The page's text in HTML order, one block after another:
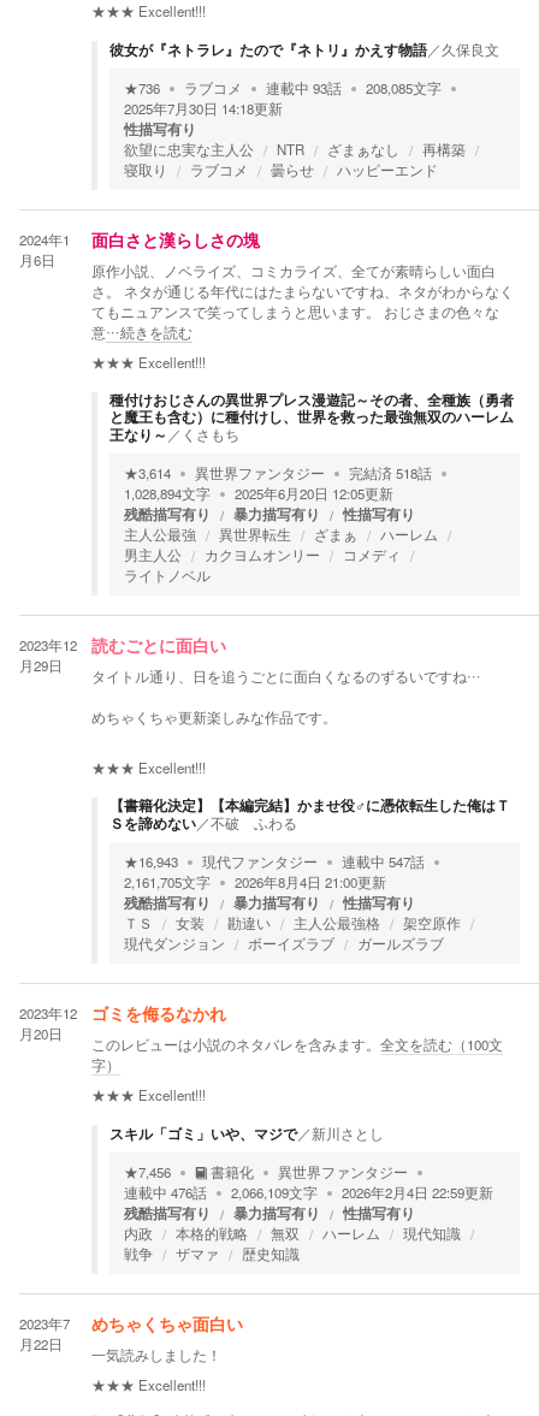
★★★ Excellent!!!
彼女が『ネトラレ』たので『ネトリ』かえす物語／久保良文
★736 ラブコメ 連載中 93話 208,085文字
2025年7月30日 14:18更新
性描写有り
欲望に忠実な主人公 NTR ざまぁなし
再構築
寝取り
ラブコメ 曇らせ ハッピーエンド
2024年1
月6日
面白さと漢らしさの塊
原作小説、ノベライズ、コミカライズ、全てが素晴らしい面白
さ。 ネタが通じる年代にはたまらないですね、ネタがわからなく
てもニュアンスで笑ってしまうと思います。 おじさまの色々な
意…続きを読む
★★★ Excellent!!!
種付けおじさんの異世界プレス漫遊記～その者、全種族（勇者
と魔王も含む）に種付けし、世界を救った最強無双のハーレム
王なり～ ／ くさもち
★3,614 異世界ファンタジー 完結済518話
1,028,894文字 2025年6月20日 12:05更新
残酷描写有り 暴力描写有り 性描写有り
主人公最強 異世界転生 ざまぁ
ハーレム
男主人公
カクヨムオンリー
コメディ
ライトノベル
2023年12
月29日
読むごとに面白い
タイトル通り、日を追うごとに面白くなるのずるいですね…
めちゃくちゃ更新楽しみな作品です。
★★★ Excellent!!!
【書籍化決定】【本編完結】かませ役♂に憑依転生した俺はＴ
Ｓを諦めない／不破 ふわる
★16,943 現代ファンタジー 連載中 547話
2,161,705文字 2026年8月4日 21:00更新
残酷描写有り 暴力描写有り 性描写有り
ＴＳ 女装 勘違い 主人公最強格
架空原作
現代ダンジョン
ボーイズラブ ガールズラブ
2023年12
月20日
ゴミを侮るなかれ
このレビューは小説のネタバレを含みます。 全文を読む（100文
字）
★★★ Excellent!!!
スキル「ゴミ」いや、マジで／新川さとし
★7,456 書籍化
異世界ファンタジー
連載中 476話 2,066,109文字 2026年2月4日 22:59更新
残酷描写有り 暴力描写有り 性描写有り
内政 本格的戦略 無双 ハーレム
現代知識
戦争
ザマァ 歴史知識
2023年7
月22日
めちゃくちゃ面白い
一気読みしました！
★★★ Excellent!!!